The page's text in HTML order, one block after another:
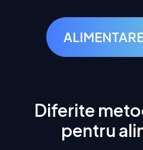
Diferite
pentru